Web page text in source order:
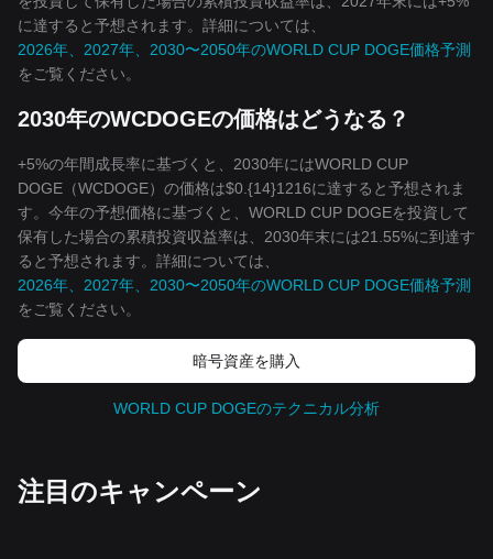
に達すると予想されます。詳細については、
2026年、2027年、2030〜2050年のWORLD CUP DOGE価格予測
をご覧ください。
2030年のWCDOGEの価格はどうなる？
+5%の年間成長率に基づくと、2030年にはWORLD CUP
DOGE（WCDOGE）の価格は$0.{14}1216に達すると予想されま
す。今年の予想価格に基づくと、WORLD CUP DOGEを投資して
保有した場合の累積投資収益率は、2030年末には21.55%に到達す
ると予想されます。詳細については、
2026年、2027年、2030〜2050年のWORLD CUP DOGE価格予測
をご覧ください。
暗号資産を購入
WORLD CUP DOGEのテクニカル分析
‌注目のキャンペーン